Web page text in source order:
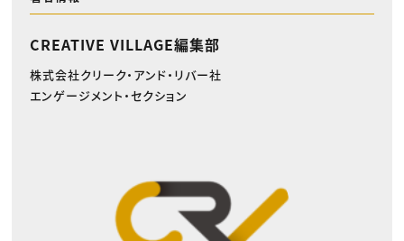
CREATIVE VILLAGE編集部
株式会社クリーク・アンド・リバー社
エンゲージメント・セクション